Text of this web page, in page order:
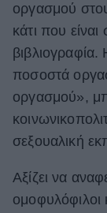
οργασμού
κάτι που
ποσοστά
οργασμού»,
σεξουαλική
Αξίζει να
ομοφυλόφιλοι